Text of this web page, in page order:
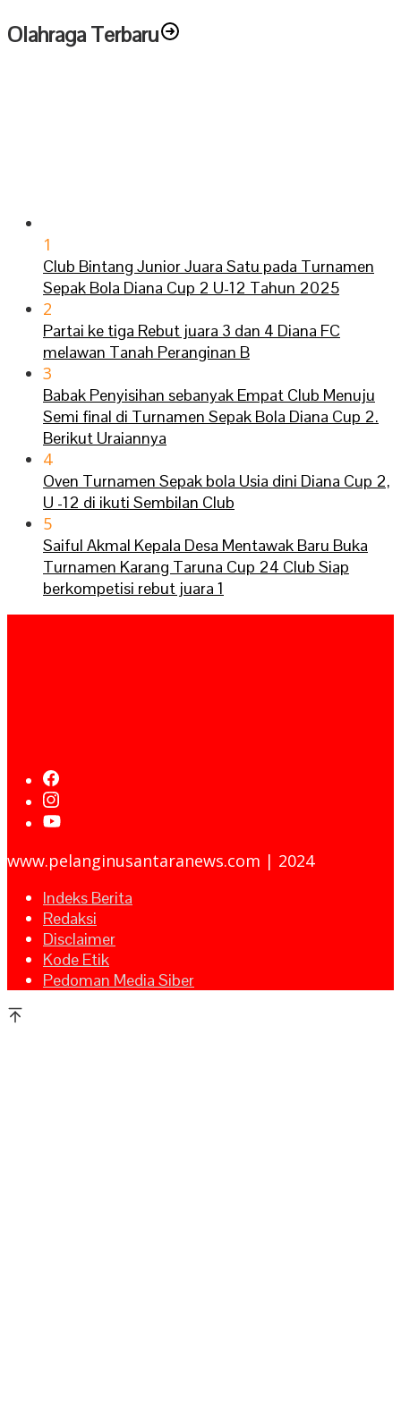
Olahraga Terbaru
1
Club Bintang Junior Juara Satu pada Turnamen
Sepak Bola Diana Cup 2 U-12 Tahun 2025
2
Partai ke tiga Rebut juara 3 dan 4 Diana FC
melawan Tanah Peranginan B
3
Babak Penyisihan sebanyak Empat Club Menuju
Semi final di Turnamen Sepak Bola Diana Cup 2.
Berikut Uraiannya
4
Oven Turnamen Sepak bola Usia dini Diana Cup 2,
U -12 di ikuti Sembilan Club
5
Saiful Akmal Kepala Desa Mentawak Baru Buka
Turnamen Karang Taruna Cup 24 Club Siap
berkompetisi rebut juara 1
www.pelanginusantaranews.com | 2024
Indeks Berita
Redaksi
Disclaimer
Kode Etik
Pedoman Media Siber